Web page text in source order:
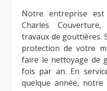
Notre entreprise
Charles
travaux de gouttières.
protection de votre
faire le nettoyage de
fois par an. En
quelque année,